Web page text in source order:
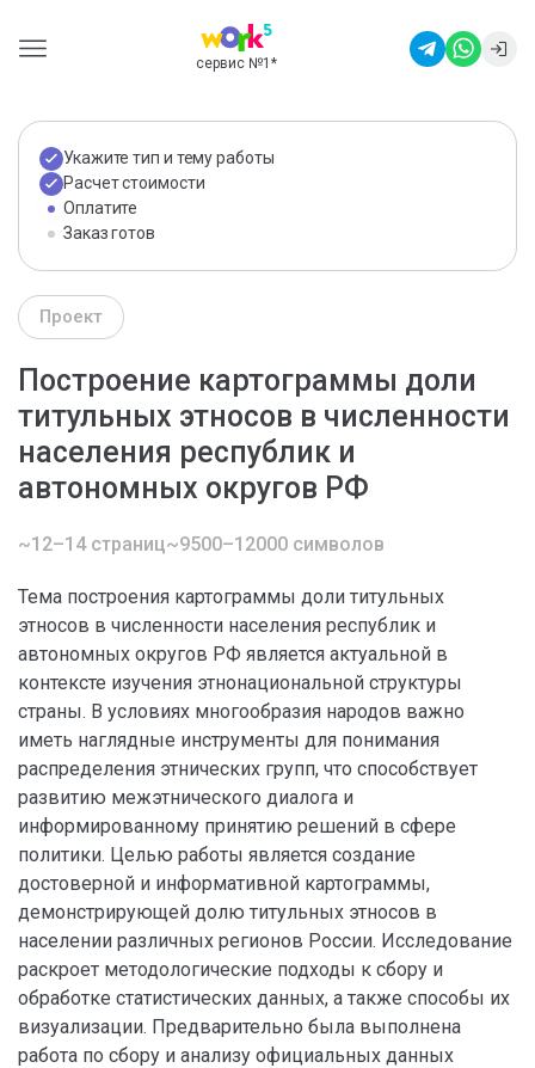
сервис №1 *
Укажите тип и тему работы
Расчет стоимости
Оплатите
Заказ готов
Проект
Построение картограммы доли
титульных этносов в численности
населения республик и
автономных округов РФ
~12–14 страниц~9500–12000 символов
Тема построения картограммы доли титульных
этносов в численности населения республик и
автономных округов РФ является актуальной в
контексте изучения этнонациональной структуры
страны. В условиях многообразия народов важно
иметь наглядные инструменты для понимания
распределения этнических групп, что способствует
развитию межэтнического диалога и
информированному принятию решений в сфере
политики. Целью работы является создание
достоверной и информативной картограммы,
демонстрирующей долю титульных этносов в
населении различных регионов России. Исследование
раскроет методологические подходы к сбору и
обработке статистических данных, а также способы их
визуализации. Предварительно была выполнена
работа по сбору и анализу официальных данных